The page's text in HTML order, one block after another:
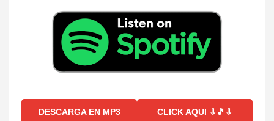
DESCARGA EN MP3 CLICK AQUI ⇩🎵⇩